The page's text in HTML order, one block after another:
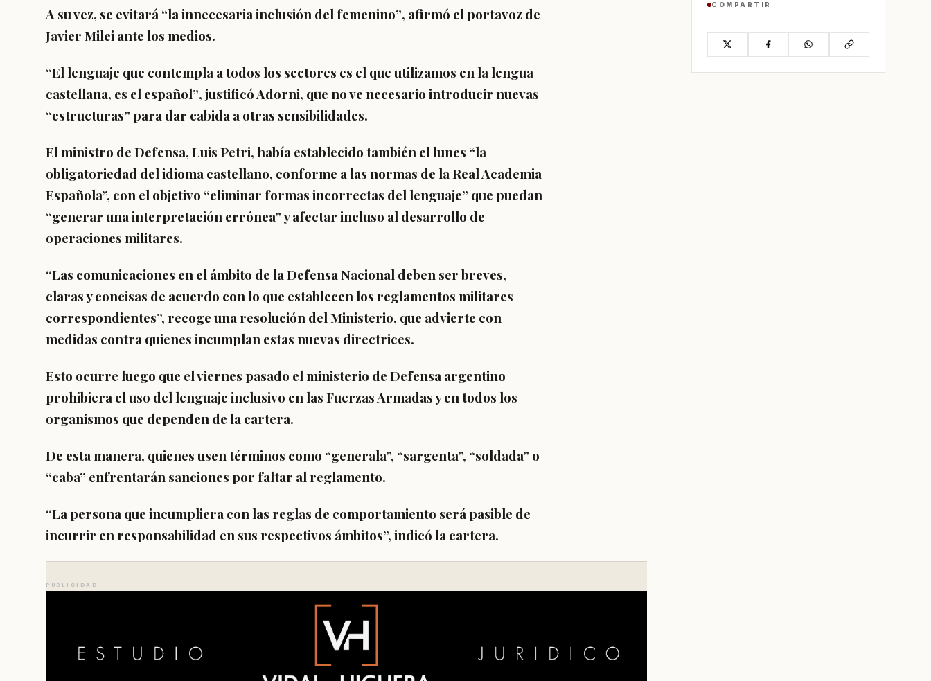
A su vez, se evitará “la innecesaria inclusión del femenino”, afirmó el portavoz de
Javier Milei ante los medios.
“El lenguaje que contempla a todos los sectores es el que utilizamos en la lengua
castellana, es el español”, justificó Adorni, que no ve necesario introducir nuevas
“estructuras” para dar cabida a otras sensibilidades.
El ministro de Defensa, Luis Petri, había establecido también el lunes “la
obligatoriedad del idioma castellano, conforme a las normas de la Real Academia
Española”, con el objetivo “eliminar formas incorrectas del lenguaje” que puedan
“generar una interpretación errónea” y afectar incluso al desarrollo de
operaciones militares.
“Las comunicaciones en el ámbito de la Defensa Nacional deben ser breves,
claras y concisas de acuerdo con lo que establecen los reglamentos militares
correspondientes”, recoge una resolución del Ministerio, que advierte con
medidas contra quienes incumplan estas nuevas directrices.
Esto ocurre luego que el viernes pasado el ministerio de Defensa argentino
prohibiera el uso del lenguaje inclusivo en las Fuerzas Armadas y en todos los
organismos que dependen de la cartera.
De esta manera, quienes usen términos como “generala”, “sargenta”, “soldada” o
“caba” enfrentarán sanciones por faltar al reglamento.
“La persona que incumpliera con las reglas de comportamiento será pasible de
incurrir en responsabilidad en sus respectivos ámbitos”, indicó la cartera.
PUBLICIDAD
COMPARTIR